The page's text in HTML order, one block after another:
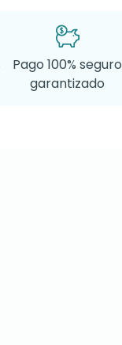
Pago 100% seguro
garantizado